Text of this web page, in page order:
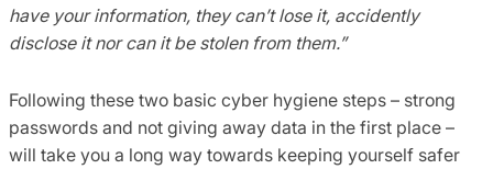
have your information, they can’t lose it, accidently
disclose it nor can it be stolen from them.”
Following these two basic cyber hygiene steps – strong
passwords and not giving away data in the first place –
will take you a long way towards keeping yourself safer